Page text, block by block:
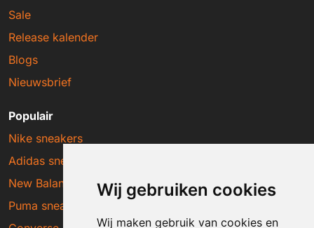
Wij gebruiken cookies
Wij maken gebruik van cookies en
Sale
Release kalender
Blogs
Nieuwsbrief
Populair
Nike sneakers
Adidas sneakers
New Balance sneakers
Puma sneakers